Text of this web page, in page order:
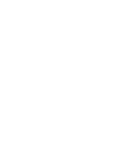
Confiesa en un diario
hombre en prisión por
Juanpe vuelve a los